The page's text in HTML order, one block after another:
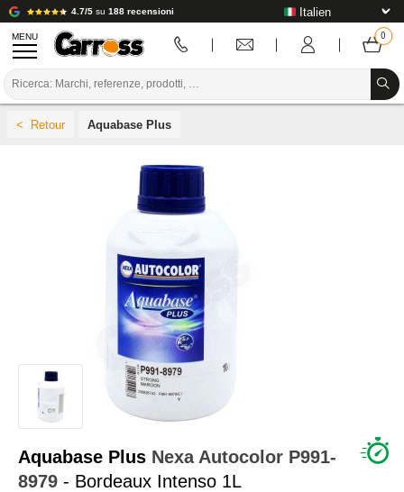
4.7/5 su 188 recensioni
MENU
PREPARAZIONE / VERNICIATURA / RIFINITURA
STRUMENTI PER LA CARROZZERIA
ATTREZZATURE PER CARROZZERIA
CODICE COLORE
INSTALLAZIONE IN LABORATORIO
TUTORIAL E CONSIGLI
Aquabase Plus
Aquabase Plus Nexa Autocolor P991-
8979 - Bordeaux Intenso 1L